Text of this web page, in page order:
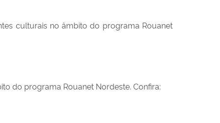
culturais no âmbito do programa Rouanet
do programa Rouanet Nordeste. Confira: